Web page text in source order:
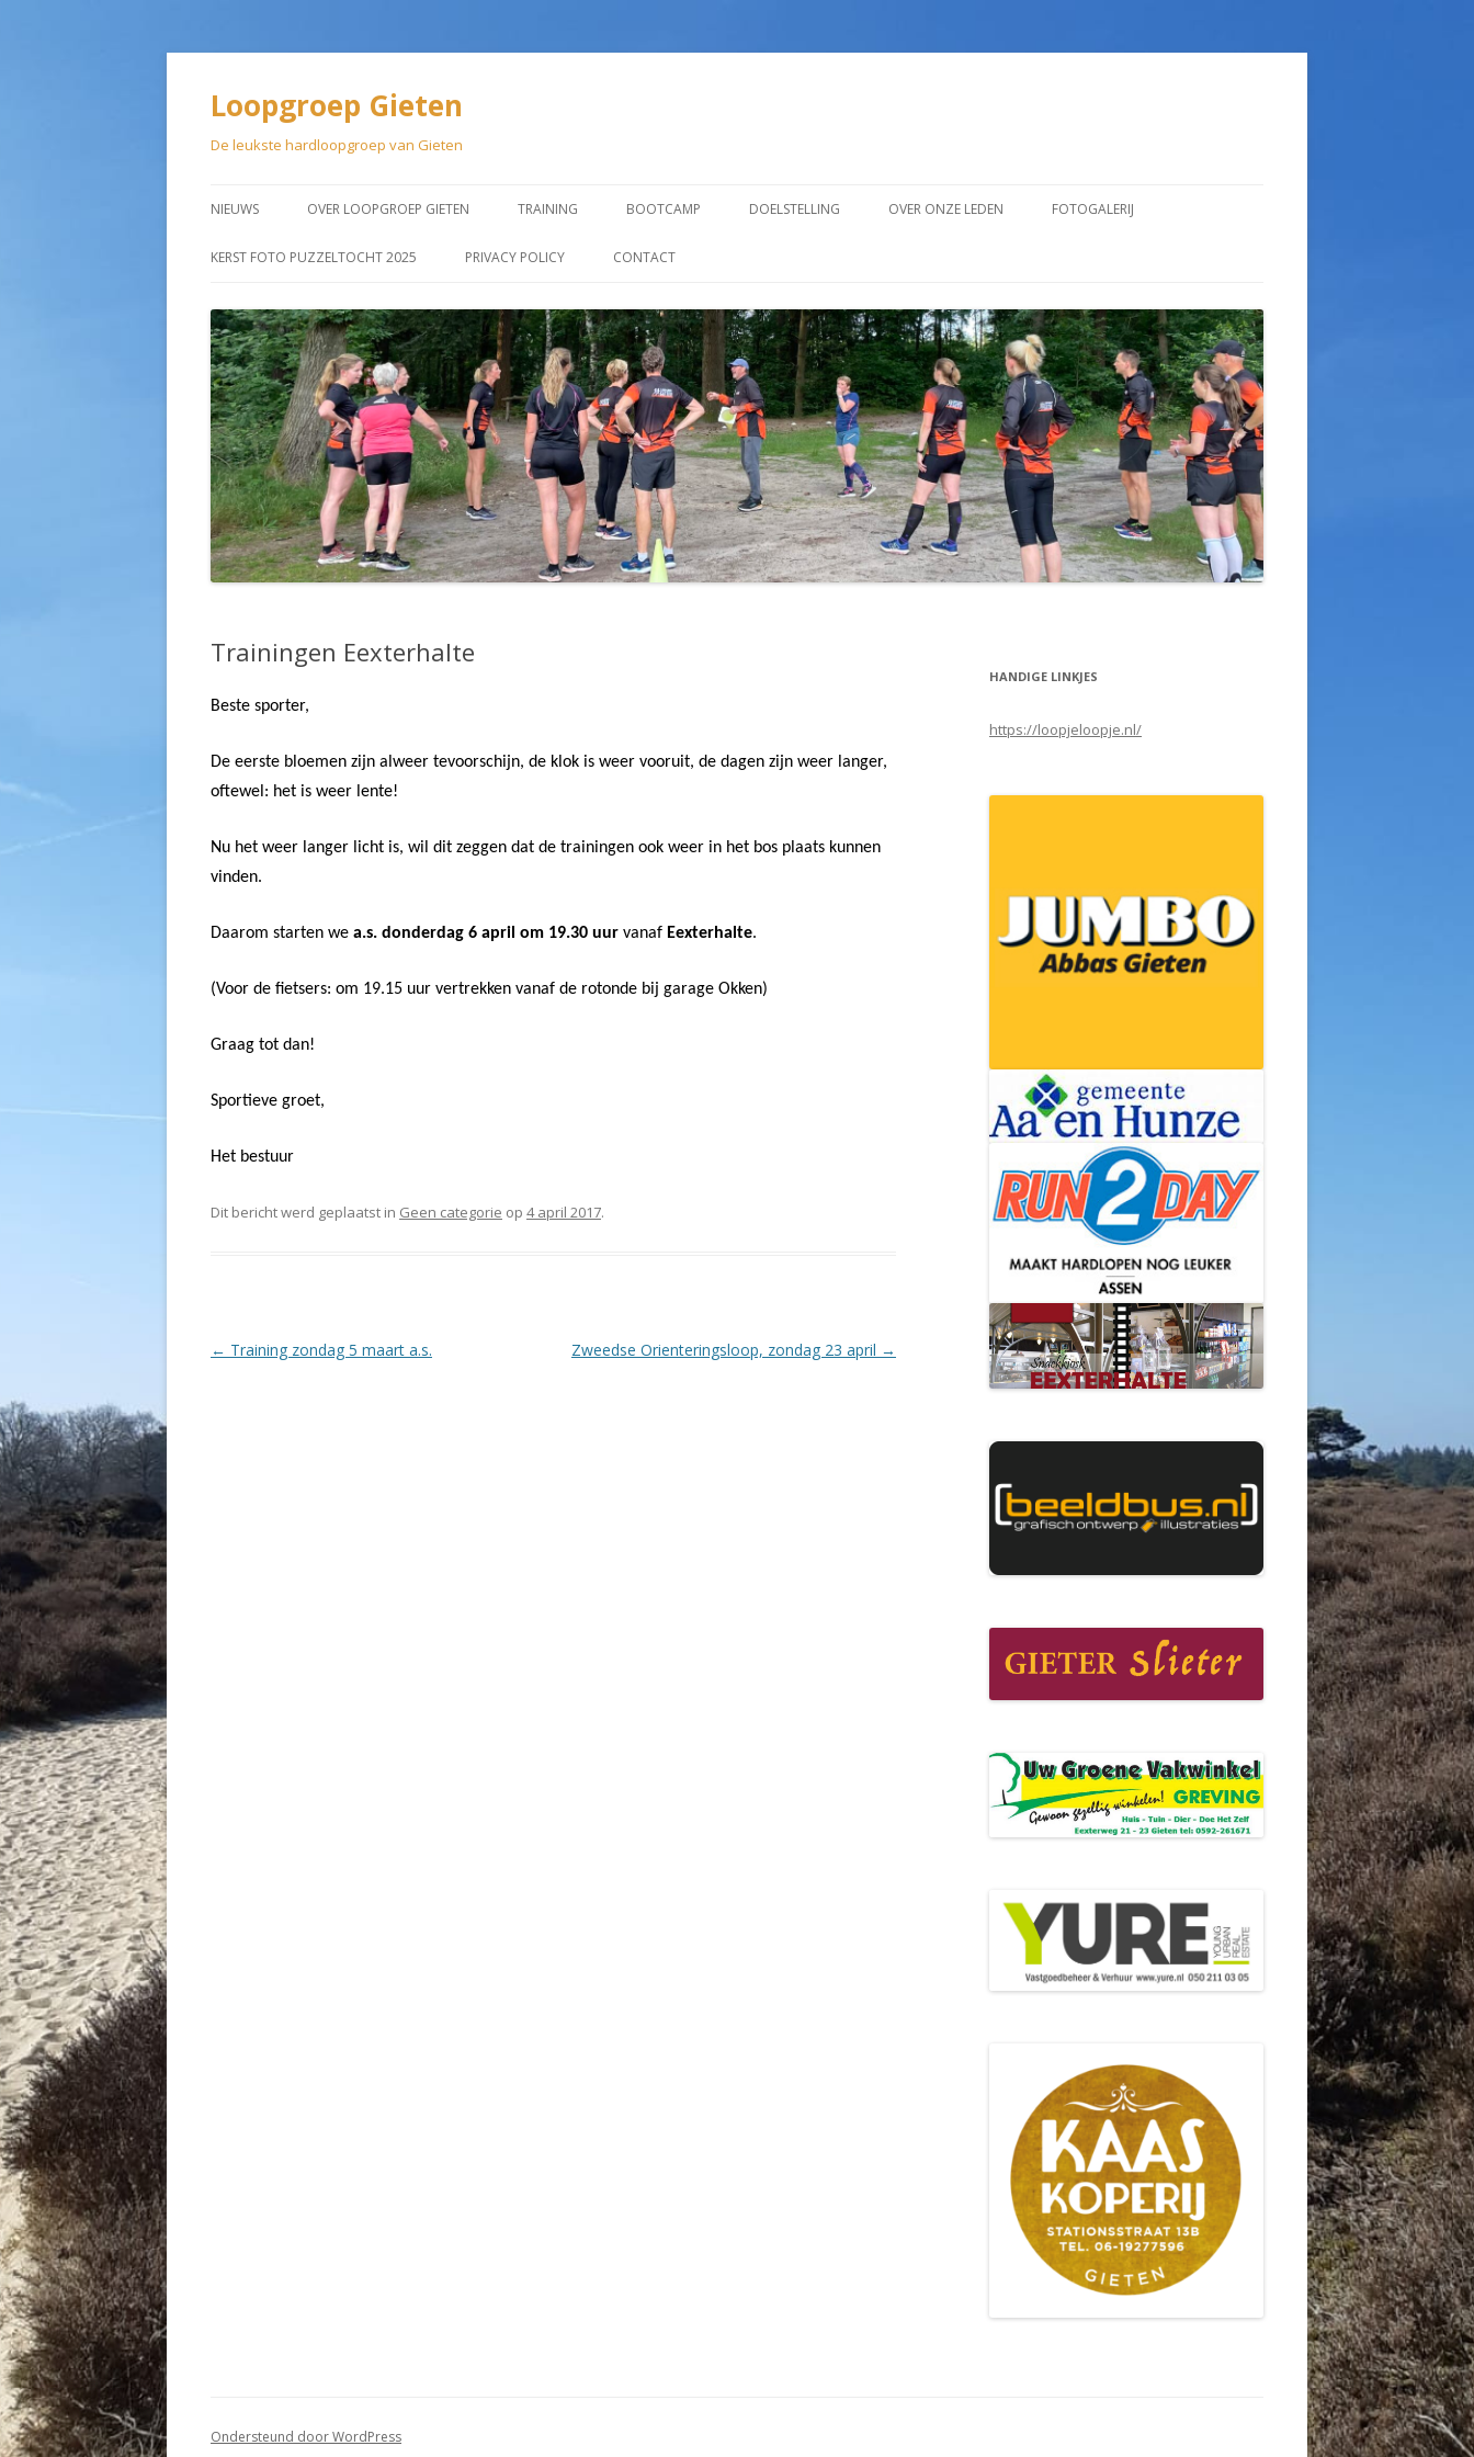
Loopgroep Gieten
De leukste hardloopgroep van Gieten
naar
NIEUWS OVER LOOPGROEP GIETEN
LIDMAATSCHAP
TRAINING
TRAINING VOOR BEGINNERS
BOOTCAMP DOELSTELLING OVER ONZE LEDEN FOTOGALERIJ
KERST FOTO PUZZELTOCHT 2025 PRIVACY POLICY CONTACT
Trainingen Eexterhalte
Beste sporter,
De eerste bloemen zijn alweer tevoorschijn, de klok is weer vooruit, de dagen zijn weer langer,
oftewel: het is weer lente!
Nu het weer langer licht is, wil dit zeggen dat de trainingen ook weer in het bos plaats kunnen
vinden.
Daarom starten we a.s. donderdag 6 april om 19.30 uur vanaf Eexterhalte.
(Voor de fietsers: om 19.15 uur vertrekken vanaf de rotonde bij garage Okken)
Graag tot dan!
Sportieve groet,
Het bestuur
Dit bericht werd geplaatst in Geen categorie op 4 april 2017.
Berichtnavigatie
← Training zondag 5 maart a.s. Zweedse Orienteringsloop, zondag 23 april →
HANDIGE LINKJES
https://loopjeloopje.nl/
Ondersteund door WordPress